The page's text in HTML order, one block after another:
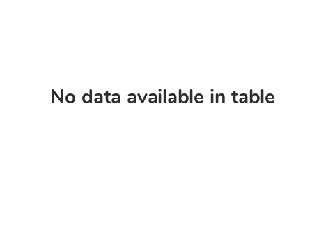
No data available in table